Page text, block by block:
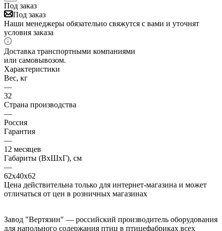
Под заказ
Под заказ
Наши менеджеры обязательно свяжутся с вами и уточнят
условия заказа
Доставка транспортными компаниями
или самовывозом.
Характеристики
Вес, кг
—
32
Страна производства
—
Россия
Гарантия
—
12 месяцев
Габариты (ВхШхГ), см
—
62х40х62
Цена действительна только для интернет-магазина и может
отличаться от цен в розничных магазинах
Завод "Вертязин" — российский производитель оборудования
для напольного содержания птиц в птицефабриках всех